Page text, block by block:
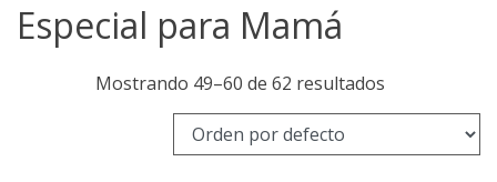
Especial para Mamá
Mostrando 49–60 de 62 resultados